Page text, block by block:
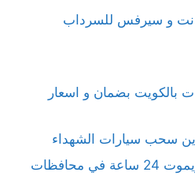
نت و سيرفس للسرداب
بالكويت بضمان و اسعار
سحب سيارات الشهداء
برمجة رسيفر و توصيل ريموت 24 ساعة في محافظات